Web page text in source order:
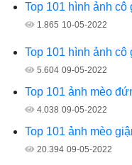
Top 101 hình ảnh cô
1.865 10-05-2022
Top 101 hình ảnh
5.604 09-05-2022
Top 101 ảnh mèo
4.038 09-05-2022
Top 101 ảnh mèo
20.394 09-05-2022